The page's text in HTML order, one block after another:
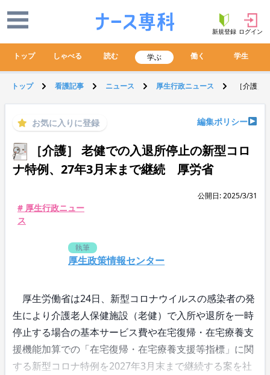
新規登録 ログイン
トップ しゃべる 読む 学ぶ 働く 学生
トップ 看護記事 ニュース 厚生行政ニュース ［介護
お気に入りに登録 編集ポリシー
［介護］ 老健での入退所停止の新型コロ
ナ特例、27年3月末まで継続 厚労省
公開日: 2025/3/31
# 厚生行政ニュー
ス
執筆
厚生政策情報センター
厚生労働省は24日、新型コロナウイルスの感染者の発
生により介護老人保健施設（老健）で入所や退所を一時
停止する場合の基本サービス費や在宅復帰・在宅療養支
援機能加算での「在宅復帰・在宅療養支援等指標」に関
する新型コロナ特例を2027年3月末まで継続する案を社